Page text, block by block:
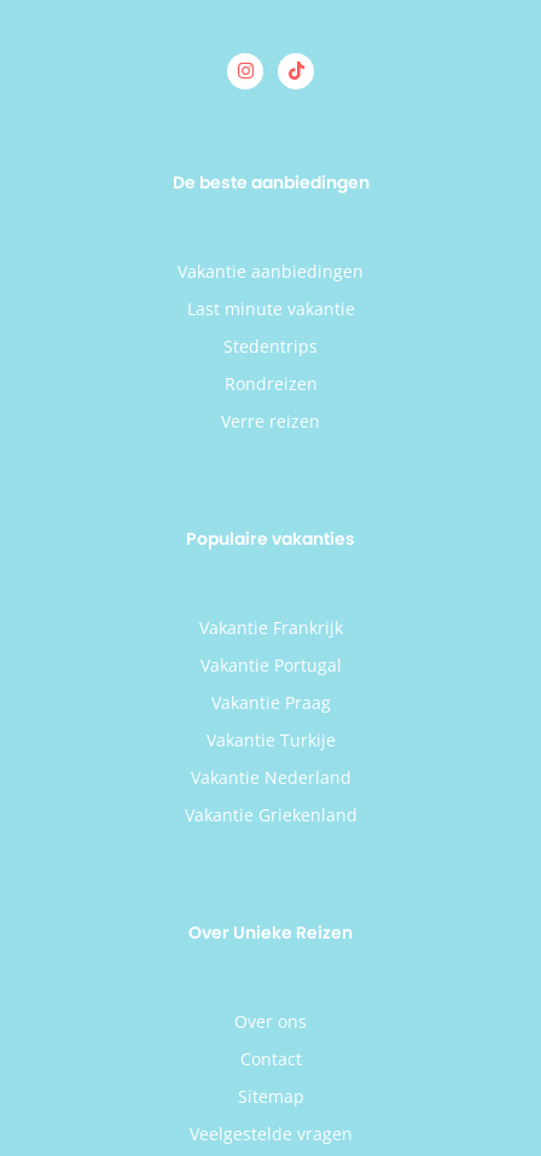
De beste aanbiedingen
Vakantie aanbiedingen
Last minute vakantie
Stedentrips
Rondreizen
Verre reizen
Populaire vakanties
Vakantie Frankrijk
Vakantie Portugal
Vakantie Praag
Vakantie Turkije
Vakantie Nederland
Vakantie Griekenland
Over Unieke Reizen
Over ons
Contact
Sitemap
Veelgestelde vragen